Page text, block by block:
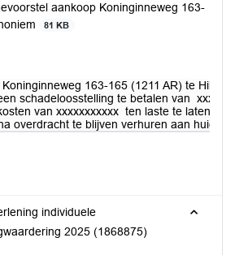
aankoop Koninginneweg 163-
81 KB
163-165 (1211 AR) te
schadeloosstelling te betalen van
van xxxxxxxxxxx ten laste te laten
overdracht te blijven verhuren aan
individuele
2025 (1868875)